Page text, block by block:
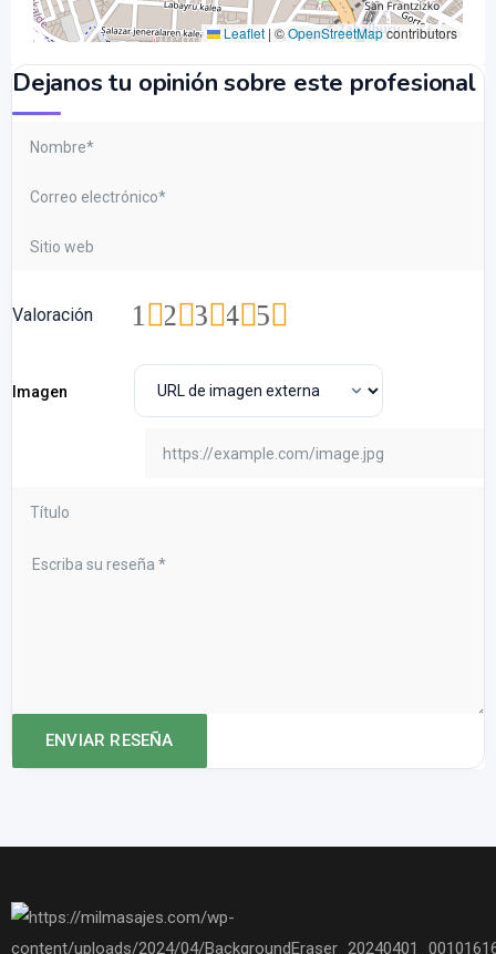
Leaflet | ©OpenStreetMapcontributors
Dejanos tu opinión sobre este profesional
Valoración 5
4
3
2
1
Imagen